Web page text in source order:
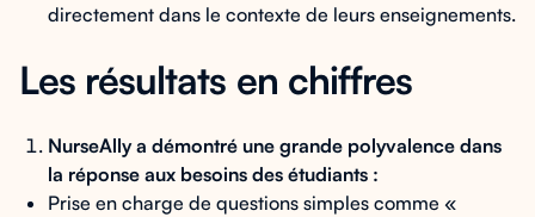
directement dans le contexte de leurs enseignements.
Les résultats en chiffres
NurseAlly a démontré une grande polyvalence dans
la réponse aux besoins des étudiants :
Prise en charge de questions simples comme «